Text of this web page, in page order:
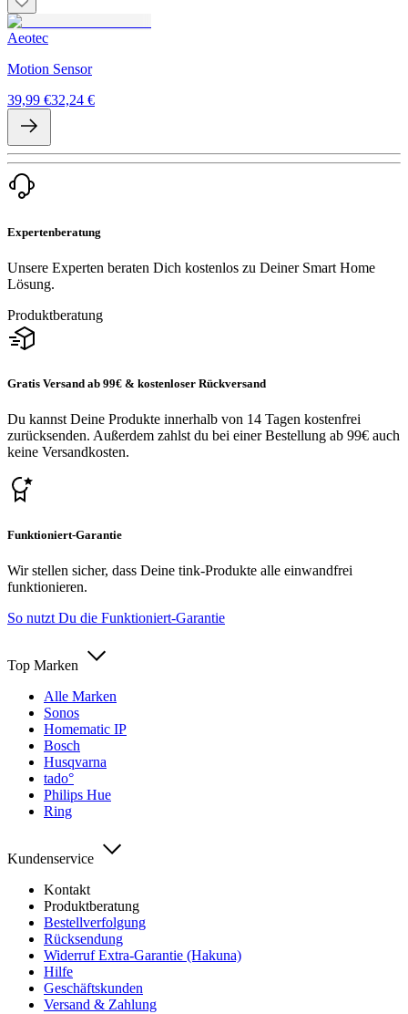
Aeotec
Motion Sensor
39,99 €32,24 €
Expertenberatung
Unsere Experten beraten Dich kostenlos zu Deiner Smart Home
Lösung.
Produktberatung
Gratis Versand ab 99€ & kostenloser Rückversand
Du kannst Deine Produkte innerhalb von 14 Tagen kostenfrei
zurücksenden. Außerdem zahlst du bei einer Bestellung ab 99€ auch
keine Versandkosten.
Funktioniert-Garantie
Wir stellen sicher, dass Deine tink-Produkte alle einwandfrei
funktionieren.
So nutzt Du die Funktioniert-Garantie
Top Marken
Alle Marken
Sonos
Homematic IP
Bosch
Husqvarna
tado°
Philips Hue
Ring
Kundenservice
Kontakt
Produktberatung
Bestellverfolgung
Rücksendung
Widerruf Extra-Garantie (Hakuna)
Hilfe
Geschäftskunden
Versand & Zahlung